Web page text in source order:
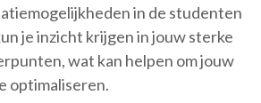
in de studenten
je inzicht krijgen in jouw sterke
wat kan helpen om jouw
optimaliseren.